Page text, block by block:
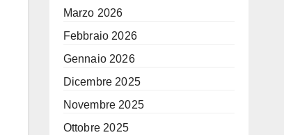
Marzo 2026
Febbraio 2026
Gennaio 2026
Dicembre 2025
Novembre 2025
Ottobre 2025